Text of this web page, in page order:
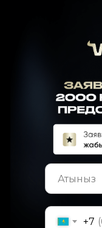
+7